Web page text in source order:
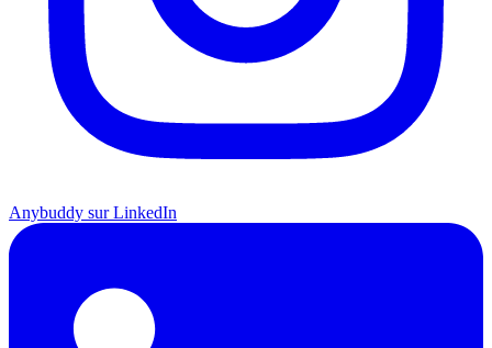
Anybuddy sur LinkedIn